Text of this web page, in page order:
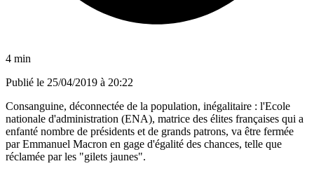
4 min
Publié le 25/04/2019 à 20:22
Consanguine, déconnectée de la population, inégalitaire : l'Ecole
nationale d'administration (ENA), matrice des élites françaises qui a
enfanté nombre de présidents et de grands patrons, va être fermée
par Emmanuel Macron en gage d'égalité des chances, telle que
réclamée par les "gilets jaunes".